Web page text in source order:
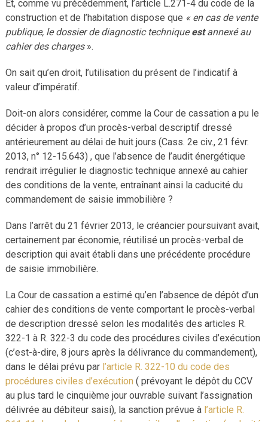
Et, comme vu précédemment, l’article L.271-4 du code de la
construction et de l’habitation dispose que « en cas de vente
publique, le dossier de diagnostic techniqueestannexé au
cahier des charges».
On sait qu’en droit, l’utilisation du présent de l’indicatif à
valeur d’impératif.
Doit-on alors considérer, comme la Cour de cassation a pu le
décider à propos d’un procès-verbal descriptif dressé
antérieurement au délai de huit jours (Cass. 2e civ., 21 févr.
2013, n° 12-15.643) , que l’absence de l’audit énergétique
rendrait irrégulier le diagnostic technique annexé au cahier
des conditions de la vente, entraînant ainsi la caducité du
commandement de saisie immobilière ?
Dans l’arrêt du 21 février 2013, le créancier poursuivant avait,
certainement par économie, réutilisé un procès-verbal de
description qui avait établi dans une précédente procédure
de saisie immobilière.
La Cour de cassation a estimé qu’en l’absence de dépôt d’un
cahier des conditions de vente comportant le procès-verbal
de description dressé selon les modalités des articles R.
322-1 à R. 322-3 du code des procédures civiles d’exécution
(c’est-à-dire, 8 jours après la délivrance du commandement),
dans le délai prévu par l’article R. 322-10 du code des
procédures civiles d’exécution ( prévoyant le dépôt du CCV
au plus tard le cinquième jour ouvrable suivant l’assignation
délivrée au débiteur saisi), la sanction prévue à l’article R.